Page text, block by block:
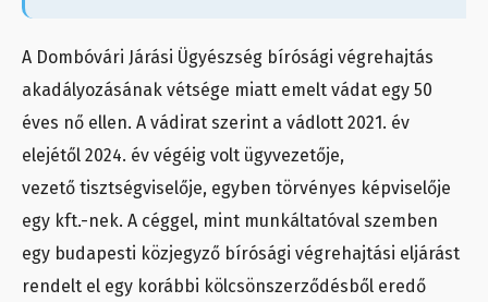
A Dombóvári Járási Ügyészség bírósági végrehajtás
akadályozásának vétsége miatt emelt vádat egy 50
éves nő ellen. A vádirat szerint a vádlott 2021. év
elejétől 2024. év végéig volt ügyvezetője,
vezető tisztségviselője, egyben törvényes képviselője
egy kft.-nek. A céggel, mint munkáltatóval szemben
egy budapesti közjegyző bírósági végrehajtási eljárást
rendelt el egy korábbi kölcsönszerződésből eredő